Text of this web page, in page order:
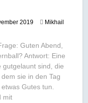
20191
A
p
r
i
Mikhail
Guten Abend,
Antwort: Eine
gutgelaunt sind, die
dem sie in den Tag
Gutes tun.
mit